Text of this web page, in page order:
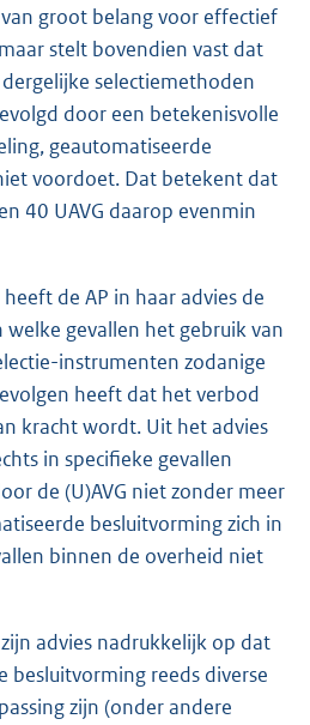
groot belang voor effectief
stelt bovendien vast dat
selectiemethoden
door een betekenisvolle
geautomatiseerde
voordoet. Dat betekent dat
40 UAVG daarop evenmin
de AP in haar advies de
gevallen het gebruik van
instrumenten zodanige
heeft dat het verbod
kracht wordt. Uit het advies
in specifieke gevallen
de (U)AVG niet zonder meer
besluitvorming zich in
binnen de overheid niet
advies nadrukkelijk op dat
besluitvorming reeds diverse
zijn (onder andere